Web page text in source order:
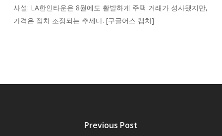
사설: LA한인타운은 8월에도 활발하게 주택 거래가 성사됐지만,
가격은 점차 조정되는 추세다. [구글어스 캡처]
Previous Post